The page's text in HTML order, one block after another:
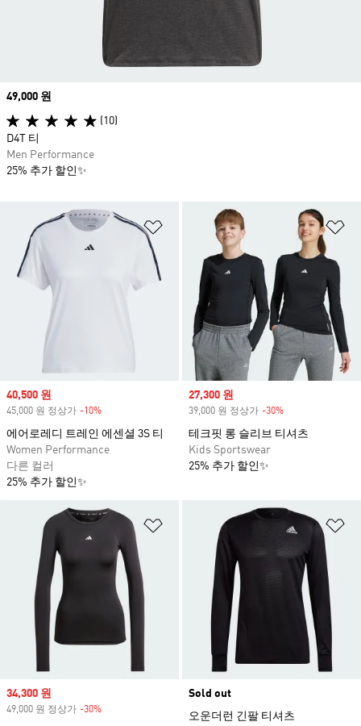
위시리스트 담기
Sale price
40,500 원
45,000 원 정상가 -10%
에어로레디 트레인 에센셜 3S 티
Women Performance
다른 컬러
25% 추가 할인✨
Sale price
27,300 원
39,000 원 정상가 -30%
테크핏 롱 슬리브 티셔츠
Kids Sportswear
25% 추가 할인✨
위시리스트 담기
Sale price
34,300 원
49,000 원 정상가 -30%
Sold out
오운더런 긴팔 티셔츠
Price
49,000 원
(10)
D4T 티
Men Performance
25% 추가 할인✨